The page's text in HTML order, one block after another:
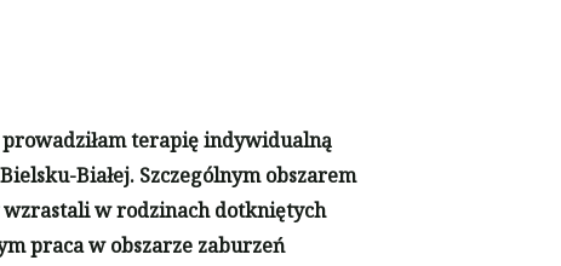
terapię indywidualną
Białej. Szczególnym obszarem
wzrastali w rodzinach dotkniętych
praca w obszarze zaburzeń